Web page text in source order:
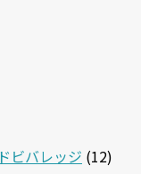
ビバレッジ (12)